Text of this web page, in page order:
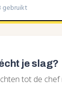
gebruikt
je slag?
tot de chef